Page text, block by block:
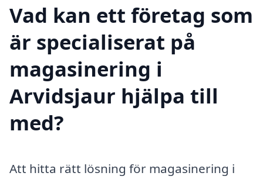
Vad kan ett företag som
är specialiserat på
magasinering i
Arvidsjaur hjälpa till
med?
Att hitta rätt lösning för magasinering i